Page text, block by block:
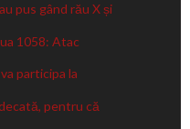
pus gând rău X și
1058: Atac
participa la
pentru că